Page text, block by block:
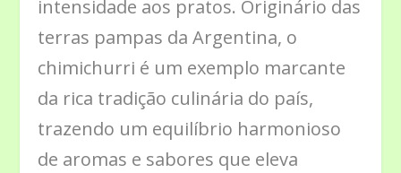
intensidade aos pratos. Originário das
terras pampas da Argentina, o
chimichurri é um exemplo marcante
da rica tradição culinária do país,
trazendo um equilíbrio harmonioso
de aromas e sabores que eleva